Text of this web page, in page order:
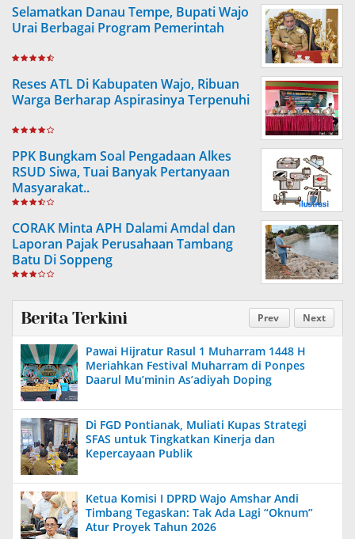
Selamatkan Danau Tempe, Bupati Wajo
Urai Berbagai Program Pemerintah
Reses ATL Di Kabupaten Wajo, Ribuan
Warga Berharap Aspirasinya Terpenuhi
PPK Bungkam Soal Pengadaan Alkes
RSUD Siwa, Tuai Banyak Pertanyaan
Masyarakat..
CORAK Minta APH Dalami Amdal dan
Laporan Pajak Perusahaan Tambang
Batu Di Soppeng
Prev Next
Berita Terkini
Pawai Hijratur Rasul 1 Muharram 1448 H
Meriahkan Festival Muharram di Ponpes
Daarul Mu’minin As’adiyah Doping
Di FGD Pontianak, Muliati Kupas Strategi
SFAS untuk Tingkatkan Kinerja dan
Kepercayaan Publik
Ketua Komisi I DPRD Wajo Amshar Andi
Timbang Tegaskan: Tak Ada Lagi “Oknum”
Atur Proyek Tahun 2026